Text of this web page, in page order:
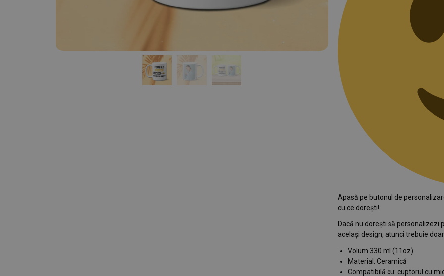
Apasă pe butonul de
cu ce dorești!
Dacă nu dorești să personalizezi
același design, atunci trebuie
Volum 330 ml (11oz)
Material: Ceramică
Compatibilă cu: cuptorul cu